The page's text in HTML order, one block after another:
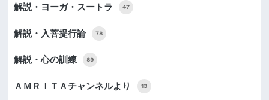
解説・ヨーガ・スートラ 47
解説・入菩提行論 78
解説・心の訓練 89
ＡＭＲＩＴＡチャンネルより 13